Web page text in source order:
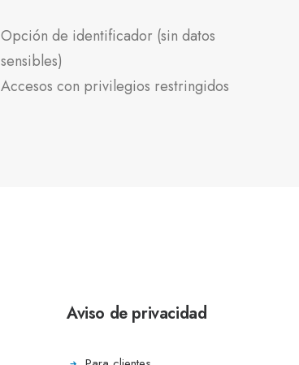
Opción de identificador (sin datos
sensibles)
Accesos con privilegios restringidos
Aviso de privacidad